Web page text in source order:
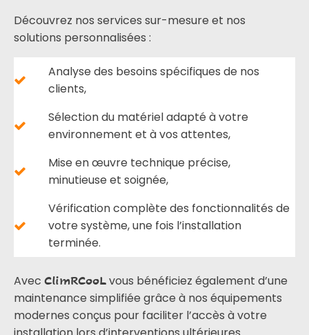
Découvrez nos services sur-mesure et nos
solutions personnalisées :
Analyse des besoins spécifiques de nos
clients,
Sélection du matériel adapté à votre
environnement et à vos attentes,
Mise en œuvre technique précise,
minutieuse et soignée,
Vérification complète des fonctionnalités de
votre système, une fois l’installation
terminée.
Avec ClimRCooLvous bénéficiez également d’une
maintenance simplifiée grâce à nos équipements
modernes conçus pour faciliter l’accès à votre